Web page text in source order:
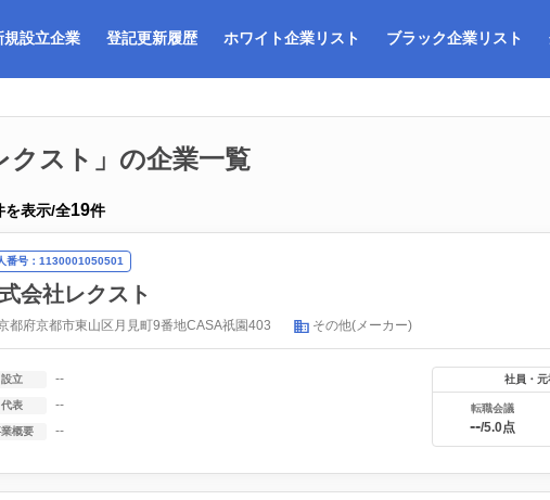
規設立企業 登記更新履歴 ホワイト企業リスト ブラック企業リスト
クスト」の企業一覧
を表示/全19件
番号：1130001050501
会社レクスト
都府京都市東山区月見町9番地CASA祇園403 その他(メーカー)
設立 --
代表 --
概要 --
社員・
転職会議
--/5.0点